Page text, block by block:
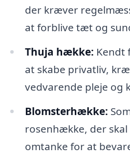
der kræver
at forblive tæt og
Thuja hække: Kendt
at skabe privatliv,
vedvarende pleje og
Blomsterhække:
rosenhække, der skal
omtanke for at